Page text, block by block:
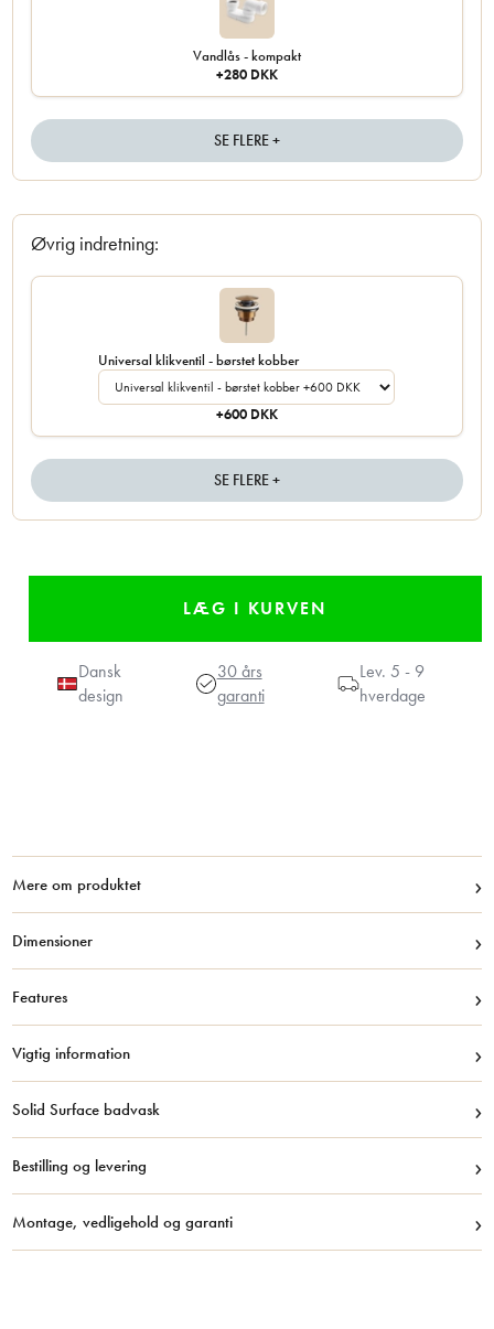
Vandlås - kompakt
+280 DKK
SE FLERE +
Øvrig indretning:
Universal klikventil - børstet kobber
+600 DKK
SE FLERE +
Dansk
design
30 års
garanti
Lev. 5 - 9
hverdage
Mere om produktet ›
Dimensioner ›
Features ›
Vigtig information ›
Solid Surface badvask ›
Bestilling og levering ›
Montage, vedligehold og garanti ›